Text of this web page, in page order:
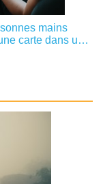
mains
carte dans une